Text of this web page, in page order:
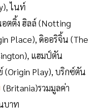
ไนท์
ตติ้ง ฮิลล์ (Notting
Place), ดิออริจิ้น (The
แฮมป์ตัน
(Origin Play), บริกซ์ตัน
(Britania)รวมมูลค่า
บาท